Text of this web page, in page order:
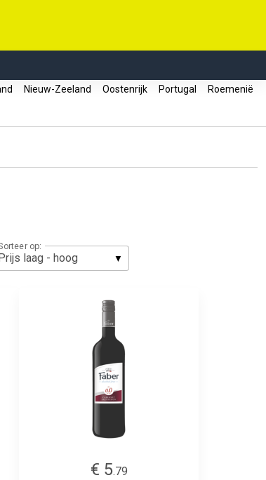
Nieuw-Zeeland Oostenrijk Portugal
Roemenië
op:
€ 5.79